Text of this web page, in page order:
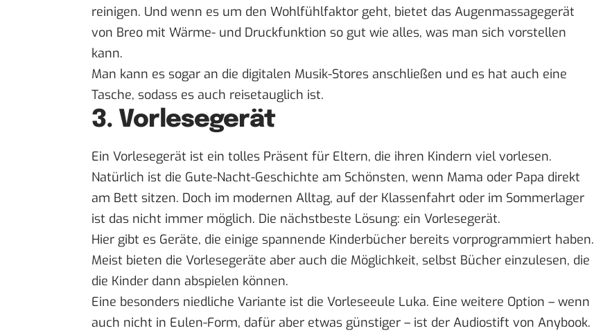
reinigen. Und wenn es um den Wohlfühlfaktor geht, bietet das Augenmassagegerät
von Breo mit Wärme- und Druckfunktion so gut wie alles, was man sich vorstellen
kann.
Man kann es sogar an die digitalen Musik-Stores anschließen und es hat auch eine
Tasche, sodass es auch reisetauglich ist.
3. Vorlesegerät
Ein Vorlesegerät ist ein tolles Präsent für Eltern, die ihren Kindern viel vorlesen.
Natürlich ist die Gute-Nacht-Geschichte am Schönsten, wenn Mama oder Papa direkt
am Bett sitzen. Doch im modernen Alltag, auf der Klassenfahrt oder im Sommerlager
ist das nicht immer möglich. Die nächstbeste Lösung: ein Vorlesegerät.
Hier gibt es Geräte, die einige spannende Kinderbücher bereits vorprogrammiert haben.
Meist bieten die Vorlesegeräte aber auch die Möglichkeit, selbst Bücher einzulesen, die
die Kinder dann abspielen können.
Eine besonders niedliche Variante ist die Vorleseeule Luka. Eine weitere Option – wenn
auch nicht in Eulen-Form, dafür aber etwas günstiger – ist der Audiostift von Anybook.